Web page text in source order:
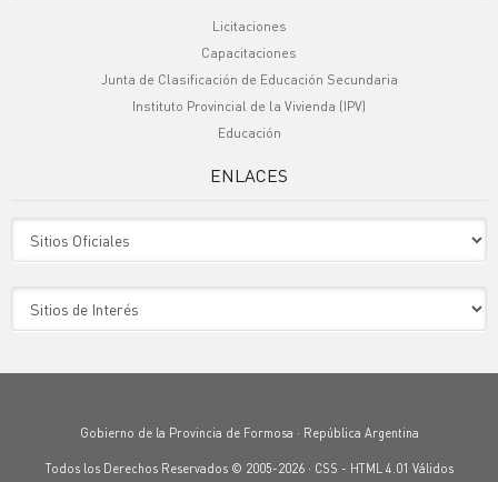
Licitaciones
Capacitaciones
Junta de Clasificación de Educación Secundaria
Instituto Provincial de la Vivienda (IPV)
Educación
ENLACES
Gobierno de la Provincia de Formosa · República Argentina
Todos los Derechos Reservados © 2005-2026 · CSS - HTML 4.01 Válidos